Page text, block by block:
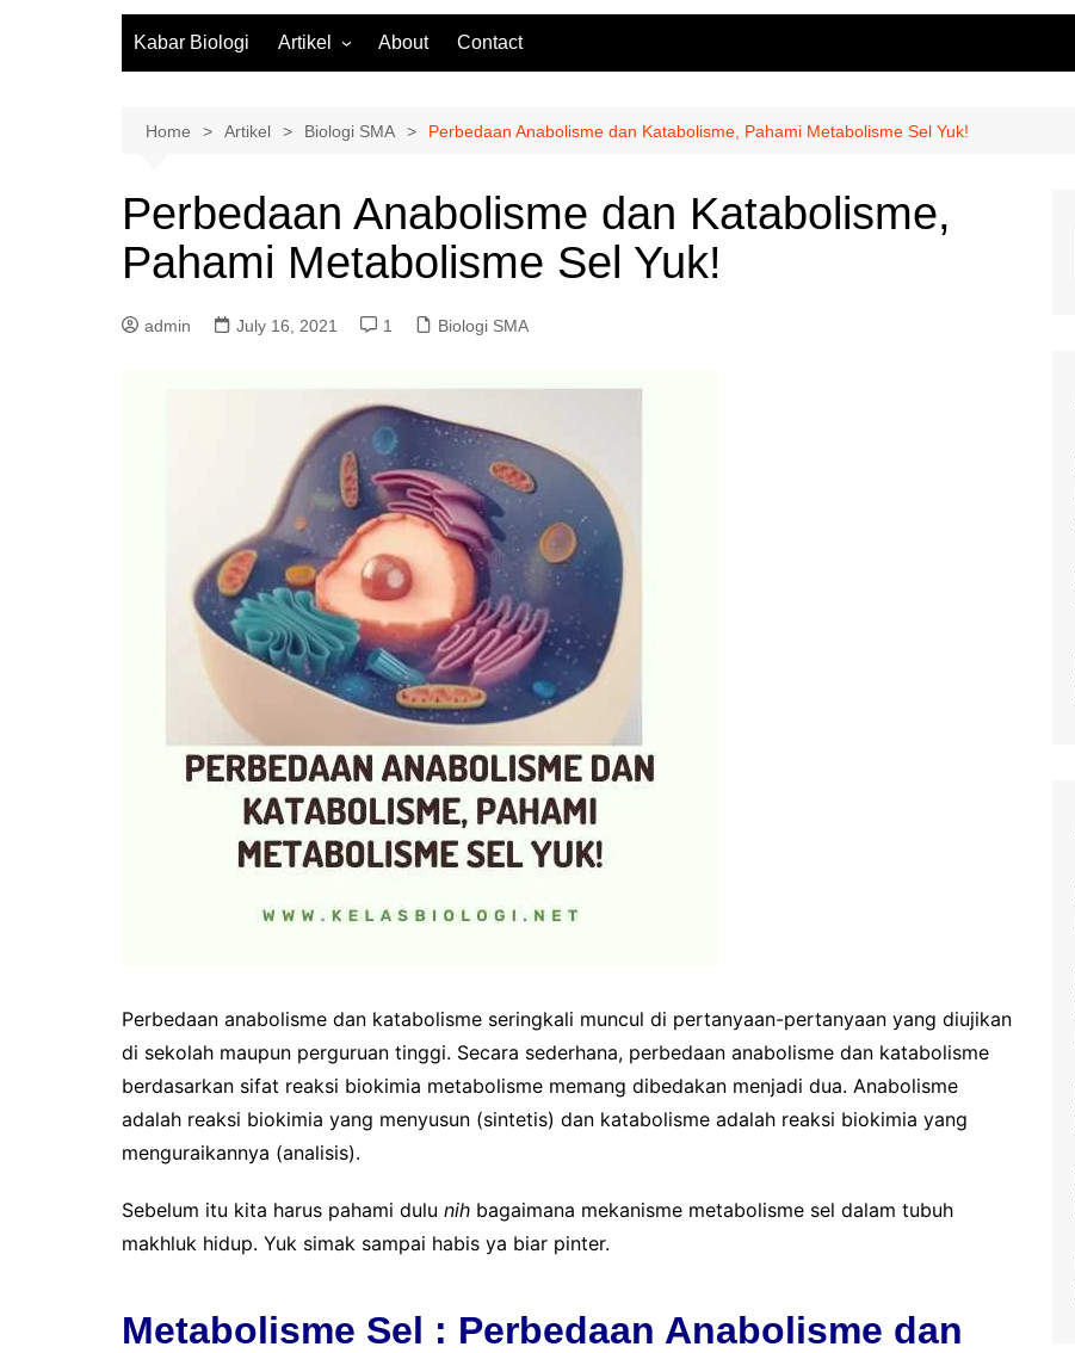
Kabar Biologi Artikel
Biologi Molekuler
Zoologi
Botani
Ekosistem
About Contact
Home Artikel Biologi SMA Perbedaan Anabolisme dan Katabolisme, Pahami Metabolisme Sel Yuk!
Perbedaan Anabolisme dan Katabolisme,
Pahami Metabolisme Sel Yuk!
admin July 16, 2021 1 Biologi SMA
Perbedaan anabolisme dan katabolisme seringkali muncul di pertanyaan-pertanyaan yang diujikan
di sekolah maupun perguruan tinggi. Secara sederhana, perbedaan anabolisme dan katabolisme
berdasarkan sifat reaksi biokimia metabolisme memang dibedakan menjadi dua. Anabolisme
adalah reaksi biokimia yang menyusun (sintetis) dan katabolisme adalah reaksi biokimia yang
menguraikannya (analisis).
Sebelum itu kita harus pahami dulu nih bagaimana mekanisme metabolisme sel dalam tubuh
makhluk hidup. Yuk simak sampai habis ya biar pinter.
Metabolisme Sel : Perbedaan Anabolisme dan